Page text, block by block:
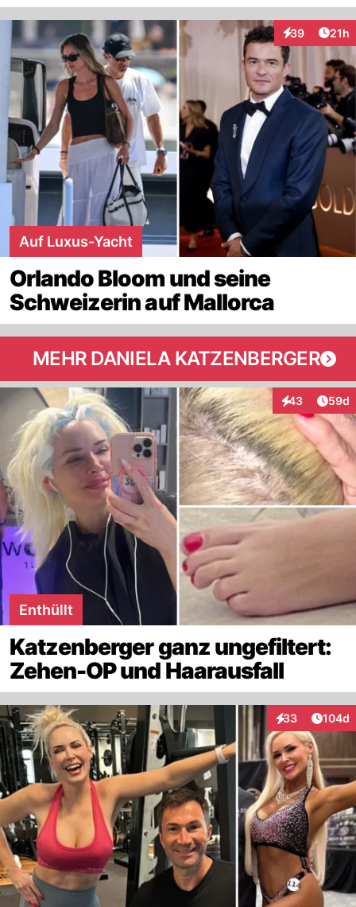
39
Interaktionen
21h
Auf Luxus-Yacht
Orlando Bloom und seine
Schweizerin auf Mallorca
MEHR DANIELA KATZENBERGER
43
Interaktionen
59d
Enthüllt
Katzenberger ganz ungefiltert:
Zehen-OP und Haarausfall
33
Interaktionen
104d